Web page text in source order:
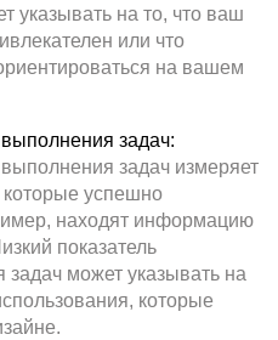
указывать на то, что ваш
или что
на вашем
задач:
задач измеряет
которые успешно
находят информацию
показатель
может указывать на
которые